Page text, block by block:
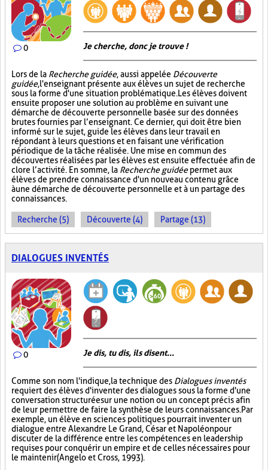
0 Je cherche, donc je trouve !
Lors de la Recherche guidée, aussi appelée Découverte
guidée, l'enseignant présente aux élèves un sujet de recherche
sous la forme d'une situation problématique. Les élèves doivent
ensuite proposer une solution au problème en suivant une
démarche de découverte personnelle basée sur des données
brutes fournies par l’enseignant. Ce dernier, qui doit être bien
informé sur le sujet, guide les élèves dans leur travail en
répondant à leurs questions et en faisant une vérification
périodique de la tâche réalisée. Une mise en commun des
découvertes réalisées par les élèves est ensuite effectuée afin de
clore l’activité. En somme, la Recherche guidéepermet aux
élèves de prendre connaissance d'un nouveau contenu grâce
à une démarche de découverte personnelle et à un partage des
connaissances.
Recherche (5) Découverte (4) Partage (13)
DIALOGUES INVENTÉS
0 Je dis, tu dis, ils disent...
Comme son nom l'indique, la technique des Dialogues inventés
requiert des élèves d'inventer des dialogues sous la forme d'une
conversation structurée sur une notion ou un concept précis afin
de leur permettre de faire la synthèse de leurs connaissances. Par
exemple, un élève en sciences politiques pourrait inventer un
dialogue entre Alexandre Le Grand, César et Napoléon pour
discuter de la différence entre les compétences en leadership
requises pour conquérir un empire et de celles nécessaires pour
le maintenir (Angelo et Cross, 1993).